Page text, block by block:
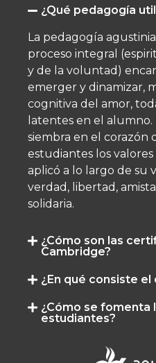
¿Qué pedagogía
La pedagogía
proceso integral
y de la voluntad)
emerger y dinamizar,
cognitiva del amor,
latentes en el
siembra en el corazón
estudiantes los
aplicó a lo largo de su
verdad, libertad,
solidaria.
¿Cómo son las
Cambridge?
¿En qué consiste el
¿Cómo se fomenta
estudiantes?